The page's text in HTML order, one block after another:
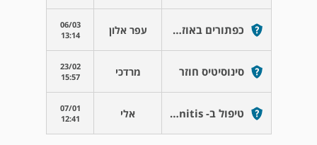
כפתורים באוזניים למבוגרים עפר אלון
06/03
13:14
סינוסיטיס חוזר מרדכי
23/02
15:57
טיפול ב- Vasomotor Rhinitis אלי
07/01
12:41